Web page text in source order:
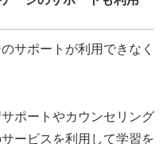
サポートが利用できなく
ポートやカウンセリング
ービスを利用して学習を